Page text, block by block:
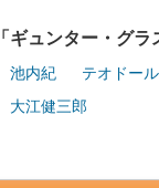
「ギュンター・グ
池内紀 テオドー
大江健三郎